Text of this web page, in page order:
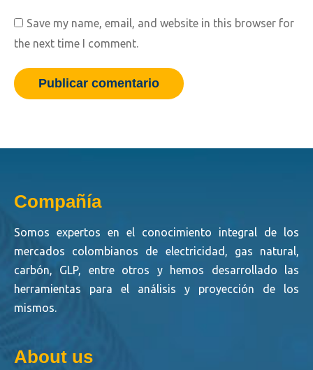
Save my name, email, and website in this browser for
the next time I comment.
Publicar comentario
Compañía
Somos expertos en el conocimiento integral de los
mercados colombianos de electricidad, gas natural,
carbón, GLP, entre otros y hemos desarrollado las
herramientas para el análisis y proyección de los
mismos.
About us